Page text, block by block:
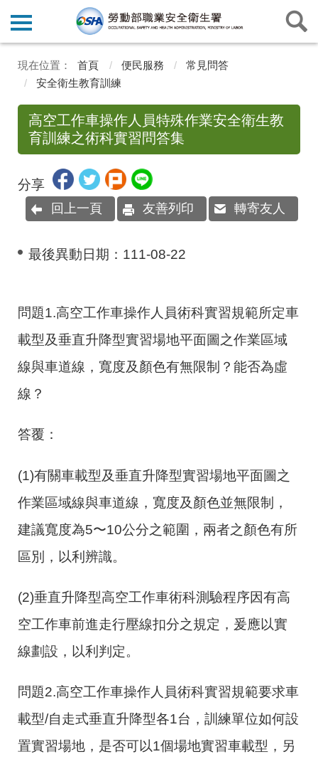
首頁 便民服務
常見問答
安全衛生教育訓練
高空工作車操作人員特殊作業安全衛生教
育訓練之術科實習問答集
分享
回上一頁 友善列印 轉寄友人
最後異動日期： 111-08-22
問題1.高空工作車操作人員術科實習規範所定車
載型及垂直升降型實習場地平面圖之作業區域
線與車道線，寬度及顏色有無限制？能否為虛
線？
答覆：
(1)有關車載型及垂直升降型實習場地平面圖之
作業區域線與車道線，寬度及顏色並無限制，
建議寬度為5〜10公分之範圍，兩者之顏色有所
區別，以利辨識。
(2)垂直升降型高空工作車術科測驗程序因有高
空工作車前進走行壓線扣分之規定，爰應以實
線劃設，以利判定。
問題2.高空工作車操作人員術科實習規範要求車
載型/自走式垂直升降型各1台，訓練單位如何設
置實習場地，是否可以1個場地實習車載型，另